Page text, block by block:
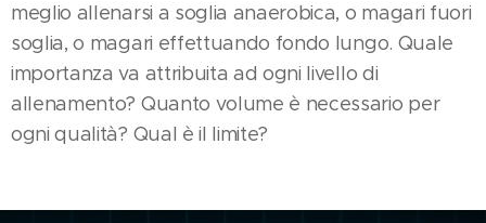
meglio allenarsi a soglia anaerobica, o magari fuori
soglia, o magari effettuando fondo lungo. Quale
importanza va attribuita ad ogni livello di
allenamento? Quanto volume è necessario per
ogni qualità? Qual è il limite?